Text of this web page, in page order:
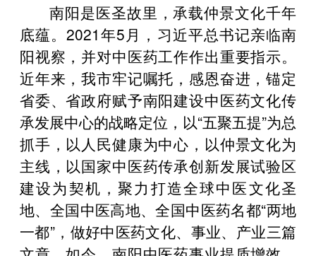
南阳是医圣故里，承载仲景文化千年
底蕴。2021年5月，习近平总书记亲临南
阳视察，并对中医药工作作出重要指示。
近年来，我市牢记嘱托，感恩奋进，锚定
省委、省政府赋予南阳建设中医药文化传
承发展中心的战略定位，以“五聚五提”为总
抓手，以人民健康为中心，以仲景文化为
主线，以国家中医药传承创新发展试验区
建设为契机，聚力打造全球中医文化圣
地、全国中医高地、全国中医药名都“两地
一都”，做好中医药文化、事业、产业三篇